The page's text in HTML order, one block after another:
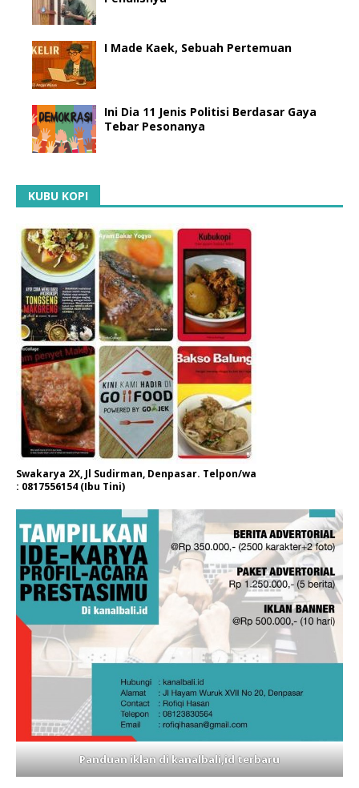
I Made Kaek, Sebuah Pertemuan
Ini Dia 11 Jenis Politisi Berdasar Gaya
Tebar Pesonanya
KUBU KOPI
Swakarya 2X, Jl Sudirman, Denpasar. Telpon/wa
: 0817556154 (Ibu Tini)
Panduan iklan di kanalbali,id terbaru